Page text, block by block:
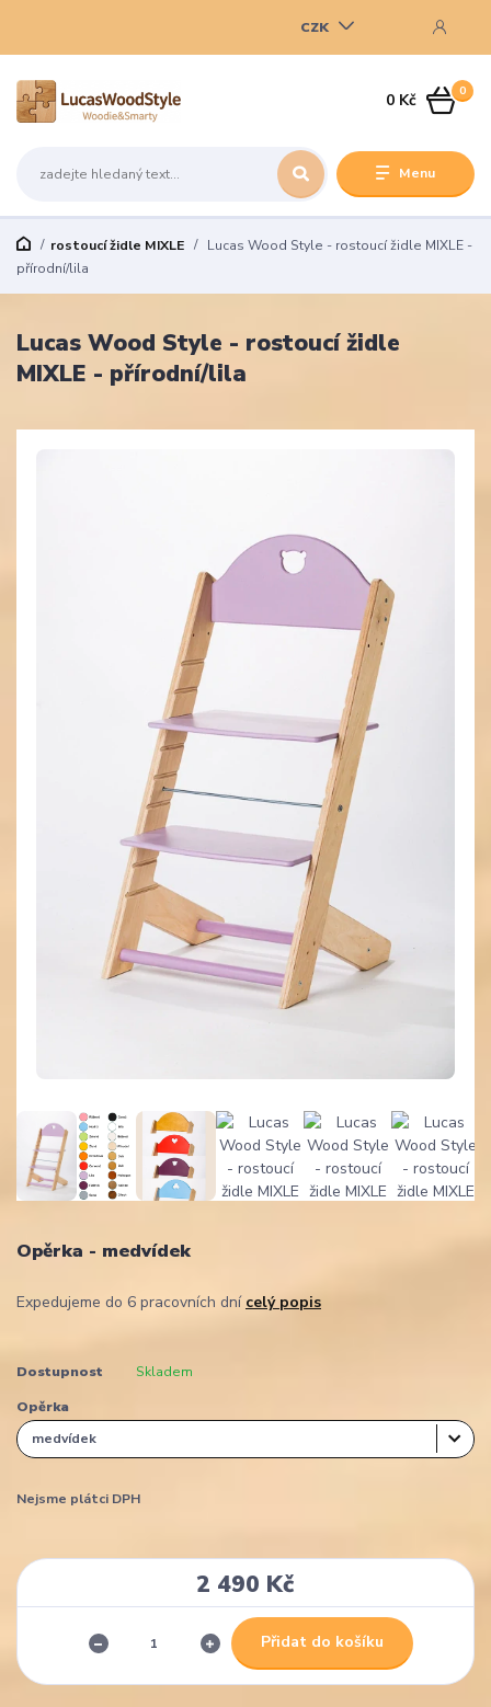
Menu
CZK
0
0 Kč
rostoucí židle MIXLE
Lucas Wood Style - rostoucí židle MIXLE -
přírodní/lila
Lucas Wood Style - rostoucí židle
MIXLE - přírodní/lila
Opěrka - medvídek
Expedujeme do 6 pracovních dní celý popis
Dostupnost Skladem
Opěrka
Nejsme plátci DPH
2 490 Kč
Přidat do košíku